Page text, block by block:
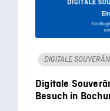
DIGITALE
Digitale
Besuch in